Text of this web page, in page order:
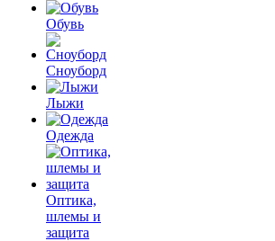
Обувь
Сноуборд
Лыжи
Одежда
Оптика,
шлемы и
защита